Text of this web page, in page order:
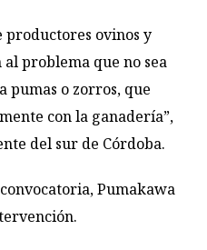
productores ovinos y
problema que no sea
pumas o zorros, que
con la ganadería”,
del sur de Córdoba.
Pumakawa